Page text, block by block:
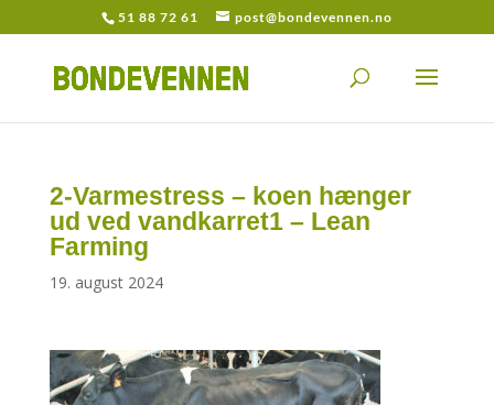
51 88 72 61 post@bondevennen.no
2-Varmestress – koen hænger
ud ved vandkarret1 – Lean
Farming
19. august 2024